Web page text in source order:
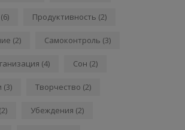
(6) Продуктивность (2)
(2) Самоконтроль (3)
(4) Сон (2)
(3) Творчество (2)
(2) Убеждения (2)